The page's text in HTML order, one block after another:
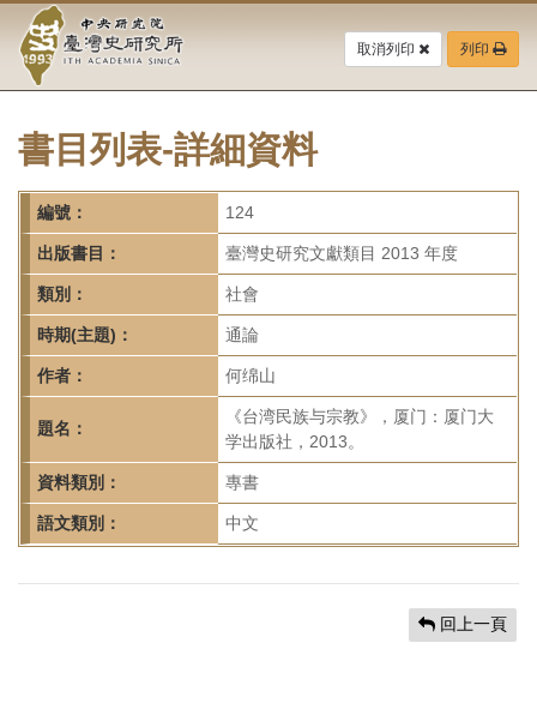
要
中
央
研
究
院-
臺
灣
史
研
究
所-
首
頁
取消列印 列印
書目列表-詳細資料
編號： 124
出版書目： 臺灣史研究文獻類目 2013 年度
類別： 社會
時期(主題)： 通論
作者： 何绵山
題名：
《台湾民族与宗教》，厦门：厦门大
学出版社，2013。
資料類別： 專書
語文類別： 中文
回上一頁